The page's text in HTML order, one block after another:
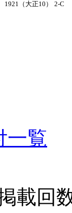
1921（大正10） 2-C
一覧
載回